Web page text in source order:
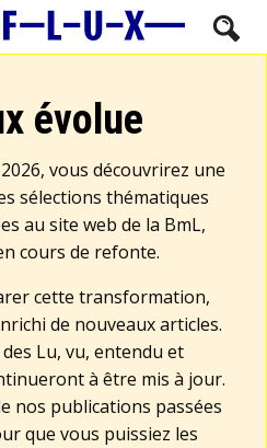
évolue
vous découvrirez une
sélections thématiques
au site web de la BmL,
cours de refonte.
cette transformation,
de nouveaux articles.
Lu, vu, entendu et
à être mis à jour.
nos publications passées
que vous puissiez les